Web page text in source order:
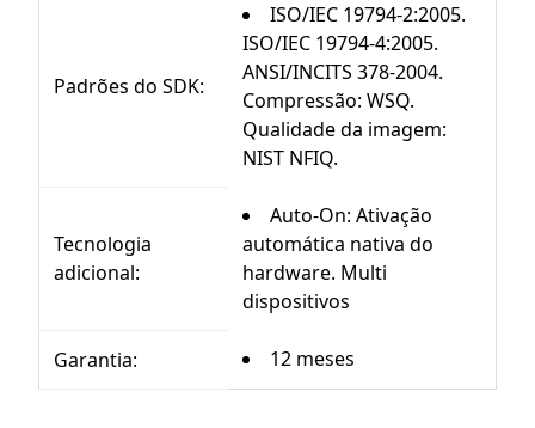
Padrões do SDK:
ISO/IEC 19794-2:2005.
ISO/IEC 19794-4:2005.
ANSI/INCITS 378-2004.
Compressão: WSQ.
Qualidade da imagem:
NIST NFIQ.
Tecnologia
adicional:
Auto-On: Ativação
automática nativa do
hardware. Multi
dispositivos
Garantia: 12 meses